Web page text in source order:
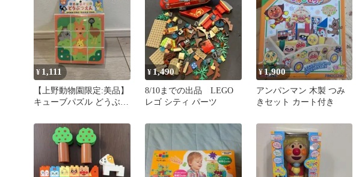
¥ 1,111
【上野動物園限定:美品】
キューブパズル どうぶつ
¥ 1,490
8/10までの出品 LEGO
レゴ シティ パーツ
¥1,900
アンパンマン 木製 つみ
きセット カート付き